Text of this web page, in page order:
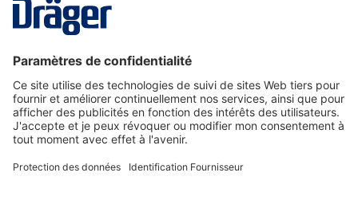
Nous contacter
Service de e-commande Dräger
Informations sur les produits